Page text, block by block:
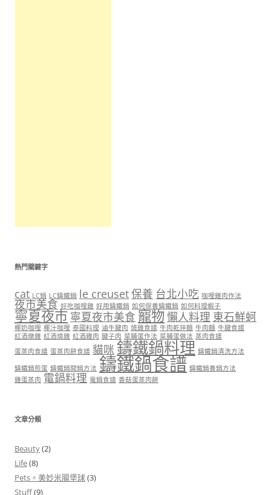
熱門關鍵字
cat LC鍋 LC鑄鐵鍋 le creuset保養 台北小吃 咖哩雞肉作法
夜市美食 好吃咖哩雞 好用鑄鐵鍋 如何保養鑄鐵鍋 如何料理蝦子
寧夏夜市 寧夏夜市美食 寵物懶人料理 東石鮮蚵
椰奶咖哩 椰汁咖哩 泰國料理 滷牛腱肉 燒雞食譜 牛肉乾拌麵 牛肉麵 牛腱食譜
紅酒燉雞 紅酒燒雞 紅酒雞肉 腱子肉 菜脯蛋作法 菜脯蛋做法 蒸肉食譜
蛋蒸肉食譜 蛋蒸肉餅食譜 貓咪 鑄鐵鍋料理 鑄鐵鍋清洗方法
鑄鐵鍋煎蛋 鑄鐵鍋開鍋方法 鑄鐵鍋食譜 鑄鐵鍋養鍋方法
雞蛋蒸肉 電鍋料理 電鍋食譜 香菇蛋蒸肉餅
文章分類
Beauty(2)
Life(8)
Pets。美妙米腸堡球(3)
Stuff(9)